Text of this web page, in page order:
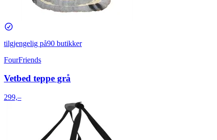
tilgjengelig på90 butikker
FourFriends
Vetbed teppe grå
299,–